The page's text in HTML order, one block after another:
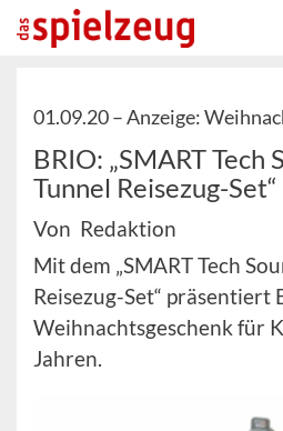
01.09.20 –Anzeige:
BRIO: „SMART Tech
Tunnel Reisezug-Set“
Von Redaktion
Mit dem „SMART Tech
Reisezug-Set“ präsentiert
Weihnachtsgeschenk für
Jahren.